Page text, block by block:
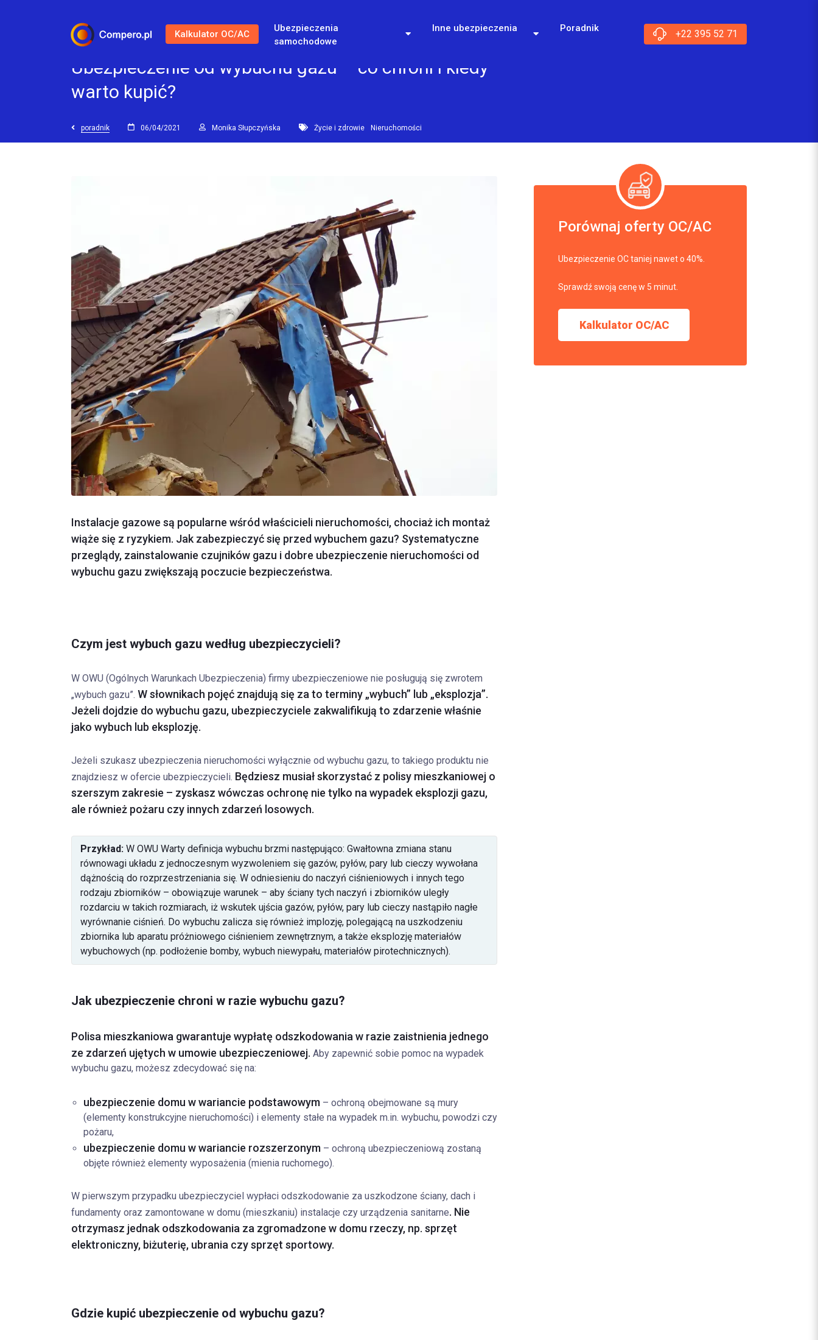
Kalkulator OC/AC
Ubezpieczenia
samochodowe
Inne ubezpieczenia Poradnik +22 395 52 71
Ubezpieczenie od wybuchu gazu – co chroni i kiedy
warto kupić?
poradnik 06/04/2021 Monika Słupczyńska Życie i zdrowie Nieruchomości
Instalacje gazowe są popularne wśród właścicieli nieruchomości, chociaż ich montaż
wiąże się z ryzykiem. Jak zabezpieczyć się przed wybuchem gazu? Systematyczne
przeglądy, zainstalowanie czujników gazu i dobre ubezpieczenie nieruchomości od
wybuchu gazu zwiększają poczucie bezpieczeństwa.
Czym jest wybuch gazu według ubezpieczycieli?
W OWU (Ogólnych Warunkach Ubezpieczenia) firmy ubezpieczeniowe nie posługują się zwrotem
„wybuch gazu”. W słownikach pojęć znajdują się za to terminy „wybuch” lub „eksplozja”.
Jeżeli dojdzie do wybuchu gazu, ubezpieczyciele zakwalifikują to zdarzenie właśnie
jako wybuch lub eksplozję.
Jeżeli szukasz ubezpieczenia nieruchomości wyłącznie od wybuchu gazu, to takiego produktu nie
znajdziesz w ofercie ubezpieczycieli. Będziesz musiał skorzystać z polisy mieszkaniowej o
szerszym zakresie – zyskasz wówczas ochronę nie tylko na wypadek eksplozji gazu,
ale również pożaru czy innych zdarzeń losowych.
Przykład: W OWU Warty definicja wybuchu brzmi następująco: Gwałtowna zmiana stanu
równowagi układu z jednoczesnym wyzwoleniem się gazów, pyłów, pary lub cieczy wywołana
dążnością do rozprzestrzeniania się. W odniesieniu do naczyń ciśnieniowych i innych tego
rodzaju zbiorników – obowiązuje warunek – aby ściany tych naczyń i zbiorników uległy
rozdarciu w takich rozmiarach, iż wskutek ujścia gazów, pyłów, pary lub cieczy nastąpiło nagłe
wyrównanie ciśnień. Do wybuchu zalicza się również implozję, polegającą na uszkodzeniu
zbiornika lub aparatu próżniowego ciśnieniem zewnętrznym, a także eksplozję materiałów
wybuchowych (np. podłożenie bomby, wybuch niewypału, materiałów pirotechnicznych).
Jak ubezpieczenie chroni w razie wybuchu gazu?
Polisa mieszkaniowa gwarantuje wypłatę odszkodowania w razie zaistnienia jednego
ze zdarzeń ujętych w umowie ubezpieczeniowej. Aby zapewnić sobie pomoc na wypadek
wybuchu gazu, możesz zdecydować się na:
ubezpieczenie domu w wariancie podstawowym – ochroną obejmowane są mury
(elementy konstrukcyjne nieruchomości) i elementy stałe na wypadek m.in. wybuchu, powodzi czy
pożaru,
ubezpieczenie domu w wariancie rozszerzonym – ochroną ubezpieczeniową zostaną
objęte również elementy wyposażenia (mienia ruchomego).
W pierwszym przypadku ubezpieczyciel wypłaci odszkodowanie za uszkodzone ściany, dach i
fundamenty oraz zamontowane w domu (mieszkaniu) instalacje czy urządzenia sanitarne. Nie
otrzymasz jednak odszkodowania za zgromadzone w domu rzeczy, np. sprzęt
elektroniczny, biżuterię, ubrania czy sprzęt sportowy.
Gdzie kupić ubezpieczenie od wybuchu gazu?
Porównaj oferty OC/AC
Ubezpieczenie OC taniej nawet o 40%.
Sprawdź swoją cenę w 5 minut.
Kalkulator OC/AC